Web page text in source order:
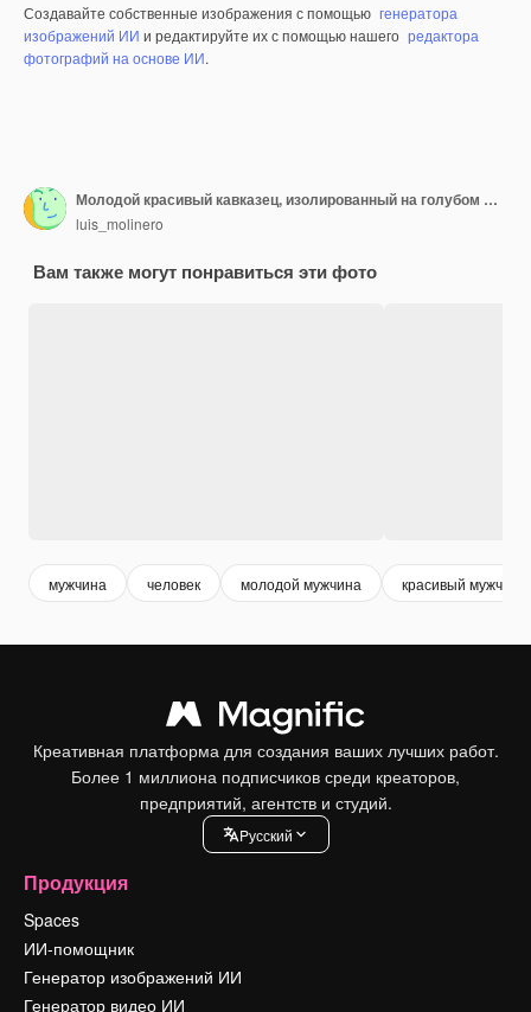
Создавайте собственные изображения с помощью генератора
изображений ИИ и редактируйте их с помощью нашего редактора
фотографий на основе ИИ.
Молодой красивый кавказец, изолированный на голубом фоне, делает селфи
luis_molinero
Вам также могут понравиться эти фото
мужчина человек молодой мужчина красивый мужчина
Креативная платформа для создания ваших лучших работ.
Более 1 миллиона подписчиков среди креаторов,
предприятий, агентств и студий.
Pусский
Продукция
Spaces
ИИ-помощник
Генератор изображений ИИ
Генератор видео ИИ